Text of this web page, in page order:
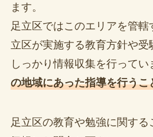
ます。
足立区ではこのエリアを管轄
立区が実施する教育方針や受
しっかり情報収集を行ってい
の地域にあった指導を行うこ
足立区の教育や勉強に関す